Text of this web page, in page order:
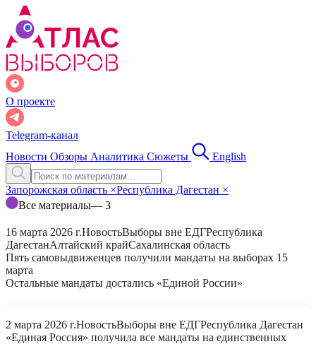
О проекте
Telegram-канал
Новости Обзоры Аналитика Сюжеты English
Запорожская область ×Республика Дагестан ×
Все материалы— 3
16 марта 2026 г.НовостьВыборы вне ЕДГРеспублика
ДагестанАлтайский крайСахалинская область
Пять самовыдвиженцев получили мандаты на выборах 15
марта
Остальные мандаты достались «Единой России»
2 марта 2026 г.НовостьВыборы вне ЕДГРеспублика Дагестан
«Единая Россия» получила все мандаты на единственных